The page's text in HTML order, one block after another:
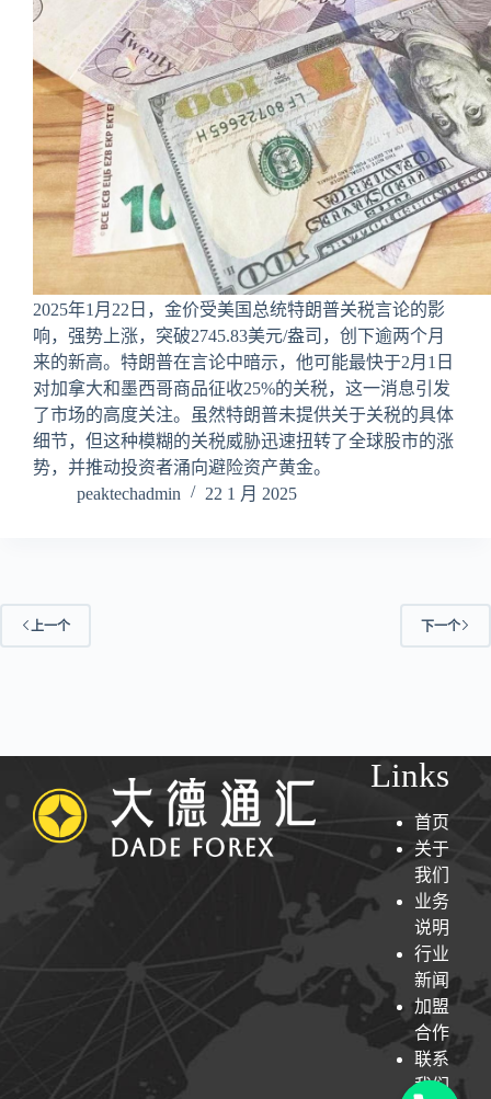
2025年1月22日，金价受美国总统特朗普关税言论的影
响，强势上涨，突破2745.83美元/盎司，创下逾两个月
来的新高。特朗普在言论中暗示，他可能最快于2月1日
对加拿大和墨西哥商品征收25%的关税，这一消息引发
了市场的高度关注。虽然特朗普未提供关于关税的具体
细节，但这种模糊的关税威胁迅速扭转了全球股市的涨
势，并推动投资者涌向避险资产黄金。
peaktechadmin
22 1 月 2025
上一个 下一个
Links
首页
关于
我们
业务
说明
行业
新闻
加盟
合作
联系
我们